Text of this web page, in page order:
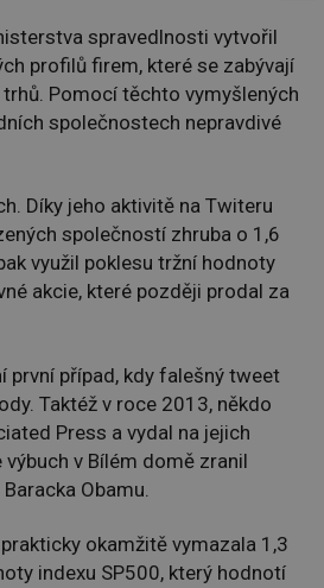
spravedlnosti vytvořil
profilů firem, které se zabývají
Pomocí těchto vymyšlených
společnostech nepravdivé
Díky jeho aktivitě na Twiteru
společností zhruba o 1,6
využil poklesu tržní hodnoty
akcie, které později prodal za
první případ, kdy falešný tweet
Taktéž v roce 2013, někdo
Press a vydal na jejich
v Bílém domě zranil
Obamu.
okamžitě vymazala 1,3
indexu SP500, který hodnotí